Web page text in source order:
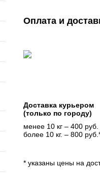
Оплата и
Доставка курьером
(только по городу)
менее 10 кг – 400 руб.
более 10 кг. – 800
* указаны цены на